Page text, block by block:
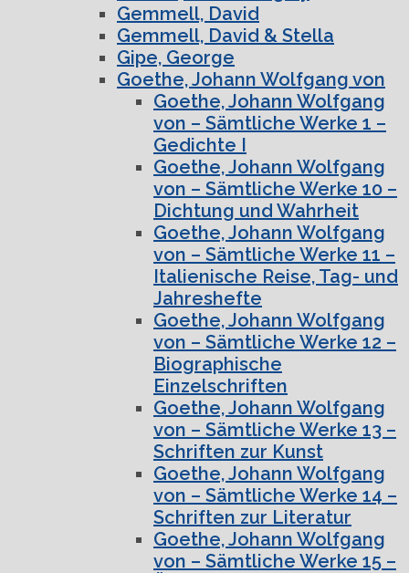
Gemmell, David
Gemmell, David & Stella
Gipe, George
Goethe, Johann Wolfgang von
Goethe, Johann Wolfgang
von – Sämtliche Werke 1 –
Gedichte I
Goethe, Johann Wolfgang
von – Sämtliche Werke 10 –
Dichtung und Wahrheit
Goethe, Johann Wolfgang
von – Sämtliche Werke 11 –
Italienische Reise, Tag- und
Jahreshefte
Goethe, Johann Wolfgang
von – Sämtliche Werke 12 –
Biographische
Einzelschriften
Goethe, Johann Wolfgang
von – Sämtliche Werke 13 –
Schriften zur Kunst
Goethe, Johann Wolfgang
von – Sämtliche Werke 14 –
Schriften zur Literatur
Goethe, Johann Wolfgang
von – Sämtliche Werke 15 –